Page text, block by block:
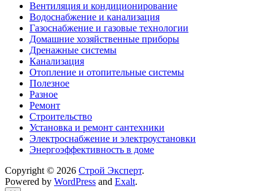
Вентиляция и кондиционирование
Водоснабжение и канализация
Газоснабжение и газовые технологии
Домашние хозяйственные приборы
Дренажные системы
Канализация
Отопление и отопительные системы
Полезное
Разное
Ремонт
Строительство
Установка и ремонт сантехники
Электроснабжение и электроустановки
Энергоэффективность в доме
Copyright © 2026 Строй Эксперт.
Powered by WordPress and Exalt.